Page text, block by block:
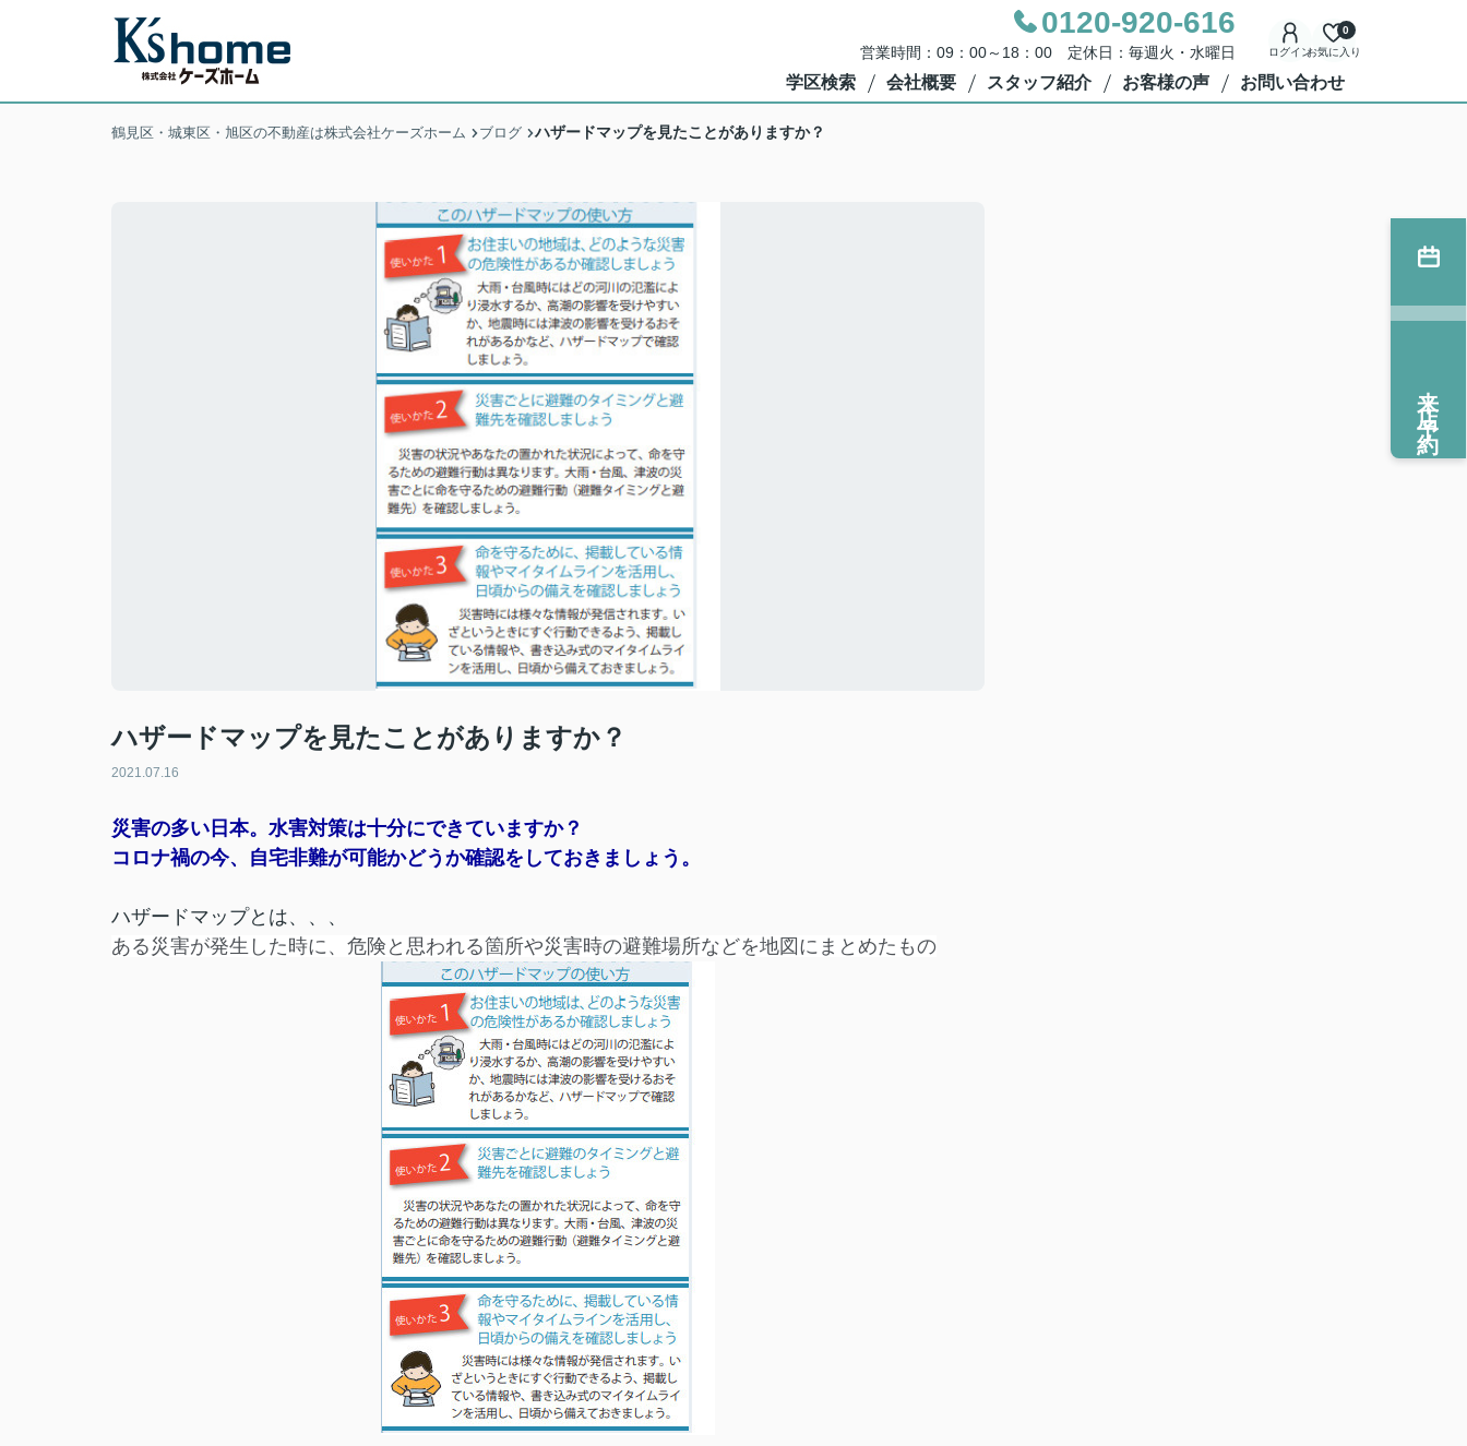
0120-920-616
営業時間：09：00～18：00 定休日：毎週火・水曜日 ログインお気に入り
0
学区検索 会社概要 スタッフ紹介 お客様の声 お問い合わせ
鶴見区・城東区・旭区の不動産は株式会社ケーズホーム ブログ ハザードマップを見たことがありますか？
ハザードマップを見たことがありますか？
2021.07.16
災害の多い日本。水害対策は十分にできていますか？
コロナ禍の今、自宅非難が可能かどうか確認をしておきましょう。
ハザードマップとは、、、
ある災害が発生した時に、危険と思われる箇所や災害時の避難場所などを地図にまとめたもの
来店予約